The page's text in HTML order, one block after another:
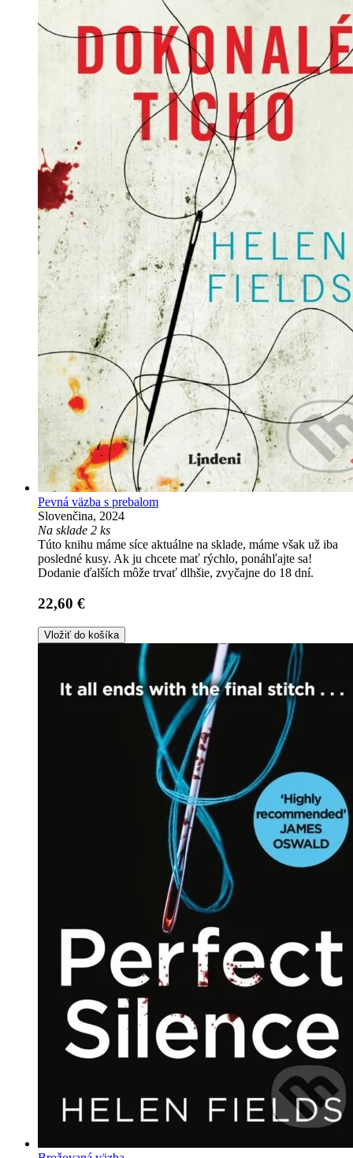
Pevná väzba s prebalom
Slovenčina, 2024
Na sklade 2 ks
Túto knihu máme síce aktuálne na sklade, máme však už iba
posledné kusy. Ak ju chcete mať rýchlo, ponáhľajte sa!
Dodanie ďalších môže trvať dlhšie, zvyčajne do 18 dní.
22,60 €
Vložiť do košíka